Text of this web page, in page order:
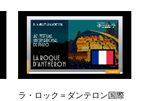
ラ・ロック＝ダンテロン国際